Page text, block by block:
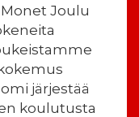
Joulu
järjestää
koulutusta